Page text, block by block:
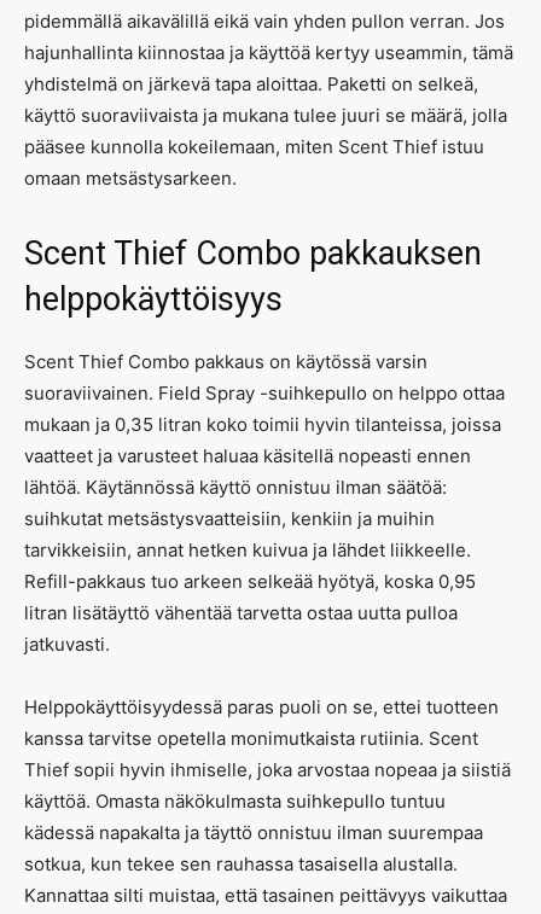
pidemmällä aikavälillä eikä vain yhden pullon verran. Jos
hajunhallinta kiinnostaa ja käyttöä kertyy useammin, tämä
yhdistelmä on järkevä tapa aloittaa. Paketti on selkeä,
käyttö suoraviivaista ja mukana tulee juuri se määrä, jolla
pääsee kunnolla kokeilemaan, miten Scent Thief istuu
omaan metsästysarkeen.
Scent Thief Combo pakkauksen
helppokäyttöisyys
Scent Thief Combo pakkaus on käytössä varsin
suoraviivainen. Field Spray -suihkepullo on helppo ottaa
mukaan ja 0,35 litran koko toimii hyvin tilanteissa, joissa
vaatteet ja varusteet haluaa käsitellä nopeasti ennen
lähtöä. Käytännössä käyttö onnistuu ilman säätöä:
suihkutat metsästysvaatteisiin, kenkiin ja muihin
tarvikkeisiin, annat hetken kuivua ja lähdet liikkeelle.
Refill-pakkaus tuo arkeen selkeää hyötyä, koska 0,95
litran lisätäyttö vähentää tarvetta ostaa uutta pulloa
jatkuvasti.
Helppokäyttöisyydessä paras puoli on se, ettei tuotteen
kanssa tarvitse opetella monimutkaista rutiinia. Scent
Thief sopii hyvin ihmiselle, joka arvostaa nopeaa ja siistiä
käyttöä. Omasta näkökulmasta suihkepullo tuntuu
kädessä napakalta ja täyttö onnistuu ilman suurempaa
sotkua, kun tekee sen rauhassa tasaisella alustalla.
Kannattaa silti muistaa, että tasainen peittävyys vaikuttaa